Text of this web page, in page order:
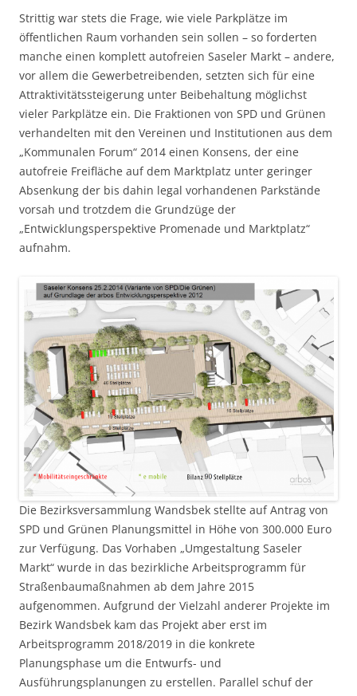
Strittig war stets die Frage, wie viele Parkplätze im
öffentlichen Raum vorhanden sein sollen – so forderten
manche einen komplett autofreien Saseler Markt – andere,
vor allem die Gewerbetreibenden, setzten sich für eine
Attraktivitätssteigerung unter Beibehaltung möglichst
vieler Parkplätze ein. Die Fraktionen von SPD und Grünen
verhandelten mit den Vereinen und Institutionen aus dem
„Kommunalen Forum“ 2014 einen Konsens, der eine
autofreie Freifläche auf dem Marktplatz unter geringer
Absenkung der bis dahin legal vorhandenen Parkstände
vorsah und trotzdem die Grundzüge der
„Entwicklungsperspektive Promenade und Marktplatz“
aufnahm.
Die Bezirksversammlung Wandsbek stellte auf Antrag von
SPD und Grünen Planungsmittel in Höhe von 300.000 Euro
zur Verfügung. Das Vorhaben „Umgestaltung Saseler
Markt“ wurde in das bezirkliche Arbeitsprogramm für
Straßenbaumaßnahmen ab dem Jahre 2015
aufgenommen. Aufgrund der Vielzahl anderer Projekte im
Bezirk Wandsbek kam das Projekt aber erst im
Arbeitsprogramm 2018/2019 in die konkrete
Planungsphase um die Entwurfs- und
Ausführungsplanungen zu erstellen. Parallel schuf der